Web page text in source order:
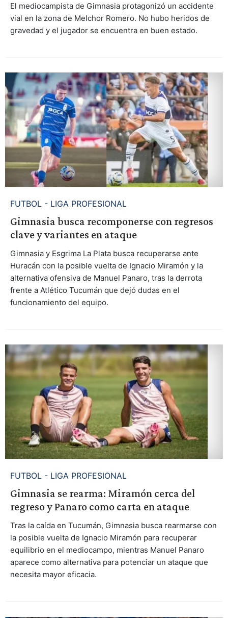
El mediocampista de Gimnasia protagonizó un accidente
vial en la zona de Melchor Romero. No hubo heridos de
gravedad y el jugador se encuentra en buen estado.
FUTBOL - LIGA PROFESIONAL
Gimnasia busca recomponerse con regresos
clave y variantes en ataque
Gimnasia y Esgrima La Plata busca recuperarse ante
Huracán con la posible vuelta de Ignacio Miramón y la
alternativa ofensiva de Manuel Panaro, tras la derrota
frente a Atlético Tucumán que dejó dudas en el
funcionamiento del equipo.
FUTBOL - LIGA PROFESIONAL
Gimnasia se rearma: Miramón cerca del
regreso y Panaro como carta en ataque
Tras la caída en Tucumán, Gimnasia busca rearmarse con
la posible vuelta de Ignacio Miramón para recuperar
equilibrio en el mediocampo, mientras Manuel Panaro
aparece como alternativa para potenciar un ataque que
necesita mayor eficacia.